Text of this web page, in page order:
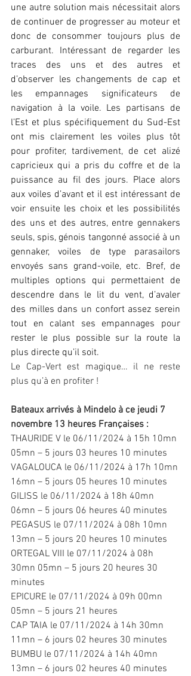
une autre solution mais nécessitait alors
de continuer de progresser au moteur et
donc de consommer toujours plus de
carburant. Intéressant de regarder les
traces des uns et des autres et
d’observer les changements de cap et
les empannages significateurs de
navigation à la voile. Les partisans de
l’Est et plus spécifiquement du Sud-Est
ont mis clairement les voiles plus tôt
pour profiter, tardivement, de cet alizé
capricieux qui a pris du coffre et de la
puissance au fil des jours. Place alors
aux voiles d’avant et il est intéressant de
voir ensuite les choix et les possibilités
des uns et des autres, entre gennakers
seuls, spis, génois tangonné associé à un
gennaker, voiles de type parasailors
envoyés sans grand-voile, etc. Bref, de
multiples options qui permettaient de
descendre dans le lit du vent, d’avaler
des milles dans un confort assez serein
tout en calant ses empannages pour
rester le plus possible sur la route la
plus directe qu’il soit.
Le Cap-Vert est magique… il ne reste
plus qu’à en profiter !
Bateaux arrivés à Mindelo à ce jeudi 7
novembre 13 heures Françaises :
THAURIDE V le 06/11/2024 à 15h 10mn
05mn – 5 jours 03 heures 10 minutes
VAGALOUCA le 06/11/2024 à 17h 10mn
16mn – 5 jours 05 heures 10 minutes
GILISS le 06/11/2024 à 18h 40mn
06mn – 5 jours 06 heures 40 minutes
PEGASUS le 07/11/2024 à 08h 10mn
13mn – 5 jours 20 heures 10 minutes
ORTEGAL VIII le 07/11/2024 à 08h
30mn 05mn – 5 jours 20 heures 30
minutes
EPICURE le 07/11/2024 à 09h 00mn
05mn – 5 jours 21 heures
CAP TAIA le 07/11/2024 à 14h 30mn
11mn – 6 jours 02 heures 30 minutes
BUMBU le 07/11/2024 à 14h 40mn
13mn – 6 jours 02 heures 40 minutes